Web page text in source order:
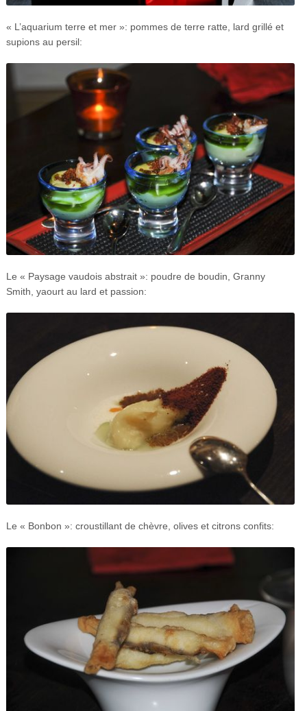
« L’aquarium terre et mer »: pommes de terre ratte, lard grillé et
supions au persil:
Le « Paysage vaudois abstrait »: poudre de boudin, Granny
Smith, yaourt au lard et passion:
Le « Bonbon »: croustillant de chèvre, olives et citrons confits: